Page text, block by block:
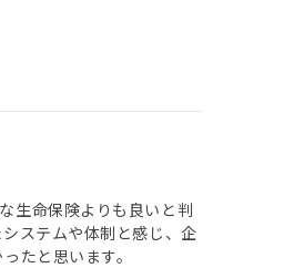
生命保険よりも良いと判
ステムや体制と感じ、企
たと思います。